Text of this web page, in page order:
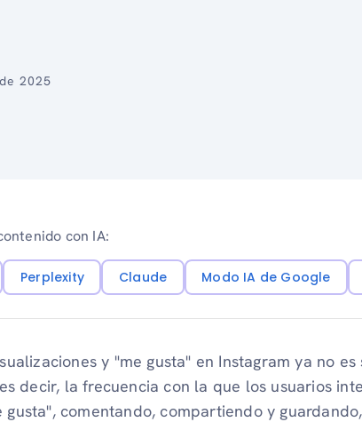
2025
con IA:
Perplexity Claude Modo IA de Google
y "me gusta" en Instagram ya no
decir, la frecuencia con la que los usuarios
gusta", comentando, compartiendo y